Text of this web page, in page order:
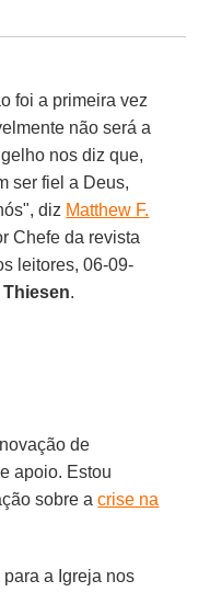
foi a primeira vez
não será a
nos diz que,
ser fiel a Deus,
diz Matthew F.
Chefe da revista
leitores, 06-09-
.
de
apoio. Estou
sobre acrise na
a Igreja nos